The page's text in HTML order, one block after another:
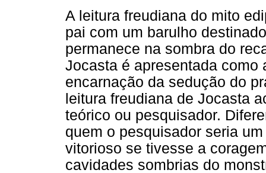
A leitura freudiana do mito
pai com um barulho
permanece na sombra do
Jocasta é apresentada como
encarnação da sedução do
leitura freudiana de Jocasta
teórico ou pesquisador.
quem o pesquisador seria
vitorioso se tivesse a
cavidades sombrias do